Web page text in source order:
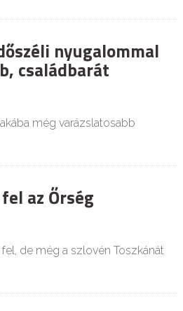
nyugalommal
családbarát
még varázslatosabb
az Őrség
de még a szlovén Toszkánát